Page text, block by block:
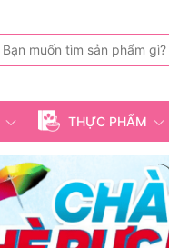
THỰC PHẨM